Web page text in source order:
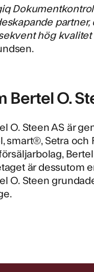
hög
Bertel O.
O. Steen AS är
smart®, Setra
är dessutom
O. Steen